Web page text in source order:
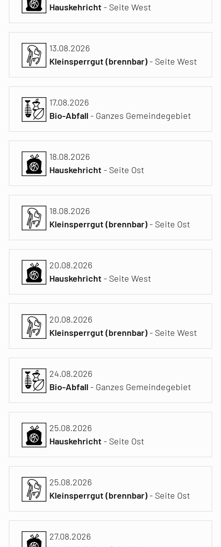
Hauskehricht- Seite West
13.08.2026
Kleinsperrgut (brennbar)- Seite West
17.08.2026
Bio-Abfall- Ganzes Gemeindegebiet
18.08.2026
Hauskehricht- Seite Ost
18.08.2026
Kleinsperrgut (brennbar)- Seite Ost
20.08.2026
Hauskehricht- Seite West
20.08.2026
Kleinsperrgut (brennbar)- Seite West
24.08.2026
Bio-Abfall- Ganzes Gemeindegebiet
25.08.2026
Hauskehricht- Seite Ost
25.08.2026
Kleinsperrgut (brennbar)- Seite Ost
27.08.2026